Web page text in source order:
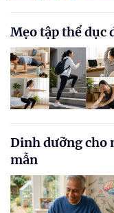
Mẹo tập thể dục
Dinh dưỡng cho
mẫn